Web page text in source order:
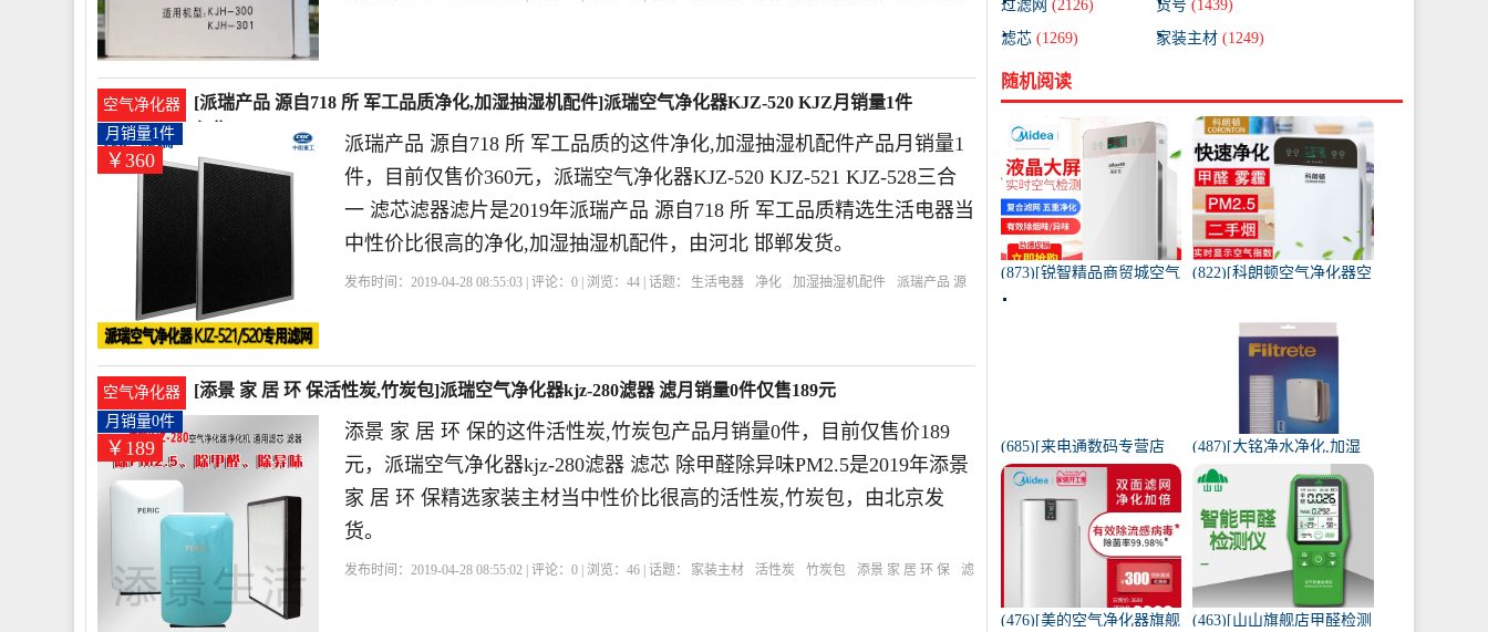
空气净化器
[派瑞产品 源自718 所 军工品质净化,加湿抽湿机配件]派瑞空气净化器KJZ-520 KJZ月销量1件
￥360
月销量1件
派瑞产品 源自718 所 军工品质的这件净化,加湿抽湿机配件产品月销量1
件，目前仅售价360元，派瑞空气净化器KJZ-520 KJZ-521 KJZ-528三合
一 滤芯滤器滤片是2019年派瑞产品 源自718 所 军工品质精选生活电器当
中性价比很高的净化,加湿抽湿机配件，由河北 邯郸发货。
发布时间：2019-04-28 08:55:03 | 评论：0 | 浏览：44 | 话题： 生活电器 净化 加湿抽湿机配件
派瑞产品 源
空气净化器 [添景 家 居 环 保活性炭,竹炭包]派瑞空气净化器kjz-280滤器 滤月销量0件仅售189元
￥189
月销量0件
添景 家 居 环 保的这件活性炭,竹炭包产品月销量0件，目前仅售价189
元，派瑞空气净化器kjz-280滤器 滤芯 除甲醛除异味PM2.5是2019年添景
家 居 环 保精选家装主材当中性价比很高的活性炭,竹炭包，由北京发
货。
发布时间：2019-04-28 08:55:02 | 评论：0 | 浏览：46 | 话题： 家装主材 活性炭 竹炭包 添景 家 居 环 保
滤
过滤网 (2126) 货号 (1439)
滤芯 (1269) 家装主材 (1249)
随机阅读
(873)[锐智精品商贸城空气
净化器]小米品质车载空气
(822)[科朗顿空气净化器空
雾月销量9件仅售168元
(685)[来电通数码专营店
USB加湿器]加湿器家用静
音卧室小米小型空气无线
可月销量213件仅售29元
(487)[大铭净水净化,加湿
抽湿机配件]3M菲尔萃空
气净化器静电滤网FACF月
销量1件仅售199元
(476)[美的空气净化器旗舰
(463)[山山旗舰店甲醛检测